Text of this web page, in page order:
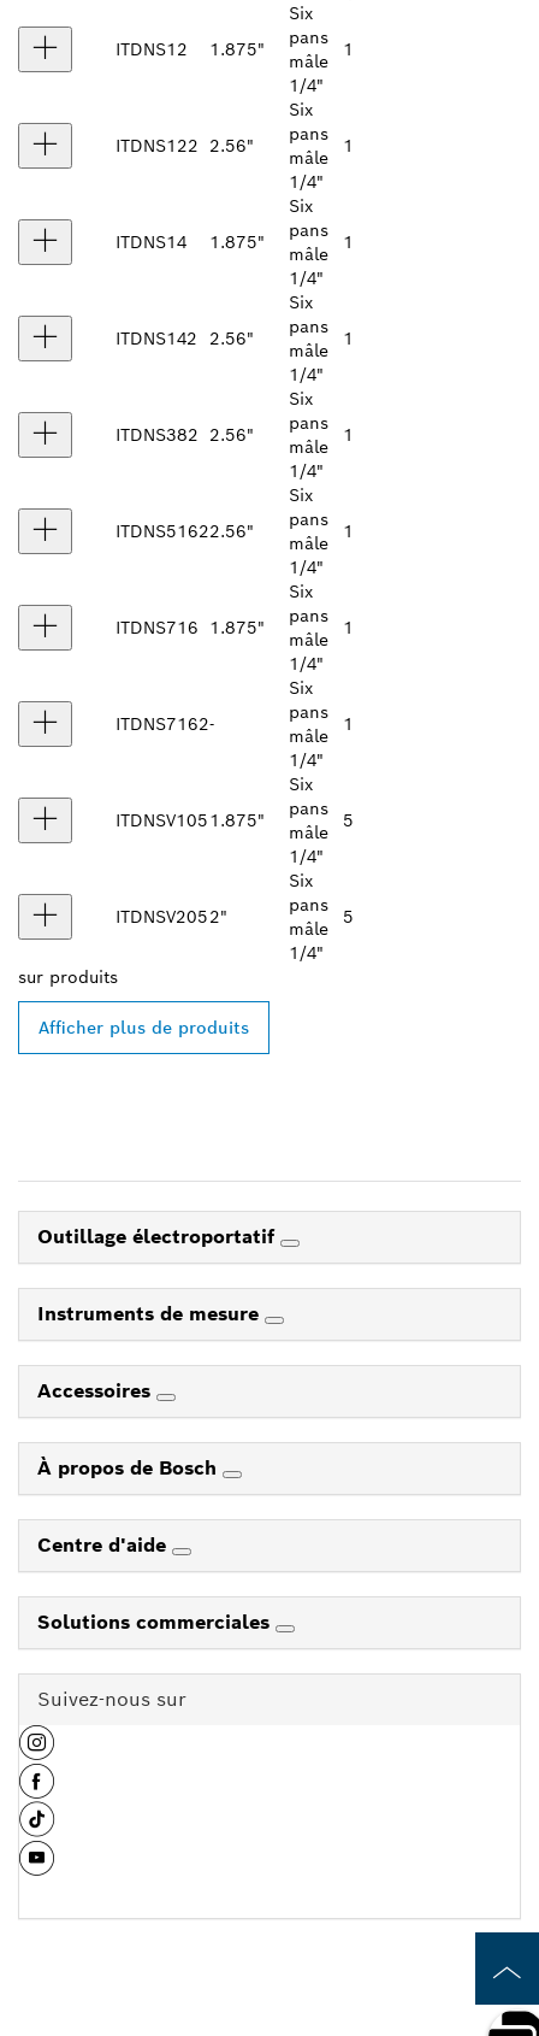
ITDNS12 1.875"
Six
pans
mâle
1/4"
1
ITDNS122 2.56"
Six
pans
mâle
1/4"
1
ITDNS14 1.875"
Six
pans
mâle
1/4"
1
ITDNS142 2.56"
Six
pans
mâle
1/4"
1
ITDNS382 2.56"
Six
pans
mâle
1/4"
1
ITDNS51622.56"
Six
pans
mâle
1/4"
1
ITDNS716 1.875"
Six
pans
mâle
1/4"
1
ITDNS7162-
Six
pans
mâle
1/4"
1
ITDNSV1051.875"
Six
pans
mâle
1/4"
5
ITDNSV2052"
Six
pans
mâle
1/4"
5
sur produits
Afficher plus de produits
Outillage électroportatif
Instruments de mesure
Accessoires
À propos de Bosch
Centre d'aide
Solutions commerciales
Suivez-nous sur